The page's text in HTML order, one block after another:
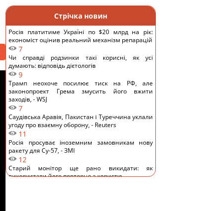
Стрічка новин
Росія платитиме Україні по $20 млрд на рік:
економіст оцінив реальний механізм репарацій
7
Чи справді родзинки такі корисні, як усі
думають: відповідь дієтологів
9
Трамп неохоче посилює тиск на РФ, але
законопроект Грема змусить його вжити
заходів, - WSJ
7
Саудівська Аравія, Пакистан і Туреччина уклали
угоду про взаємну оборону, - Reuters
11
Росія просуває іноземним замовникам нову
ракету для Су-57, - ЗМІ
12
Старий монітор ще рано викидати: як
використати його повторно з користю